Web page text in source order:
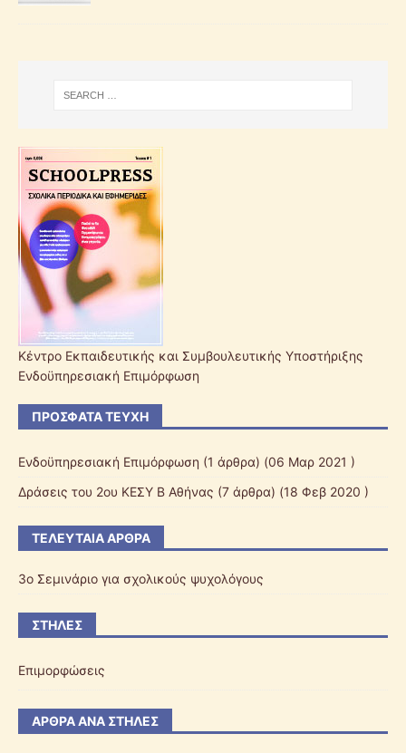
Κέντρο Εκπαιδευτικής και Συμβουλευτικής Υποστήριξης
Ενδοϋπηρεσιακή Επιμόρφωση
ΠΡΌΣΦΑΤΑ ΤΕΎΧΗ
Ενδοϋπηρεσιακή Επιμόρφωση (1 άρθρα) (06 Μαρ 2021 )
Δράσεις του 2ου ΚΕΣΥ Β Αθήνας (7 άρθρα) (18 Φεβ 2020 )
ΤΕΛΕΥΤΑΊΑ ΆΡΘΡΑ
3o Σεμινάριο για σχολικούς ψυχολόγους
ΣΤΉΛΕΣ
Επιμορφώσεις
ΆΡΘΡΑ ΑΝΆ ΣΤΉΛΕΣ